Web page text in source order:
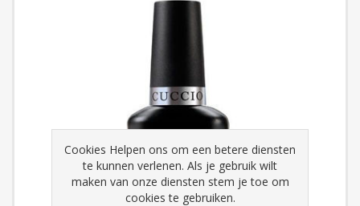
Cookies Helpen ons om een betere diensten
te kunnen verlenen. Als je gebruik wilt
maken van onze diensten stem je toe om
cookies te gebruiken.